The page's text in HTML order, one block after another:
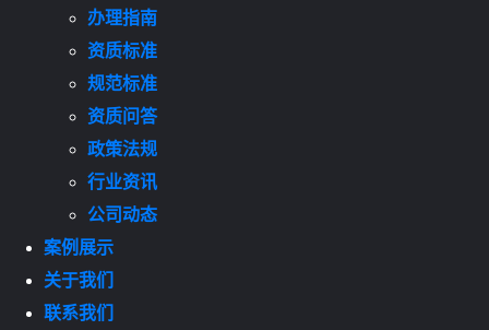
办理指南
资质标准
规范标准
资质问答
政策法规
行业资讯
公司动态
案例展示
关于我们
联系我们